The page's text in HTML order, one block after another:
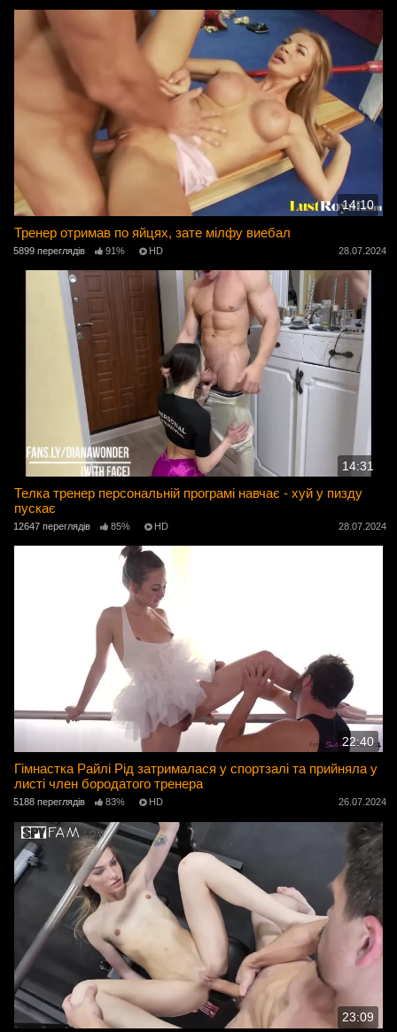
14:10
Тренер отримав по яйцях, зате мілфу виебал
5899 переглядів 91% HD 28.07.2024
14:31
Телка тренер персональній програмі навчає - хуй у пизду
пускає
12647 переглядів 85% HD 28.07.2024
22:40
Гімнастка Райлі Рід затрималася у спортзалі та прийняла у
листі член бородатого тренера
5188 переглядів 83% HD 26.07.2024
23:09